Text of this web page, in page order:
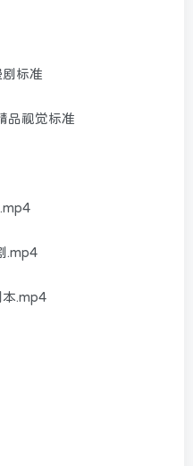
标准
品视觉标准
.mp4
本.mp4